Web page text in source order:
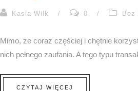
Kasia Wilk / 0 / Bez
Mimo, że coraz częściej i chętnie
nich pełnego zaufania. A tego typu
CZYTAJ WIĘCEJ